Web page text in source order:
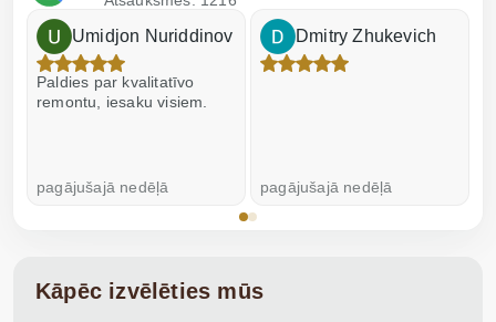
Umidjon Nuriddinov
Paldies par kvalitatīvo
remontu, iesaku visiem.
pagājušajā nedēļā
Dmitry Zhukevich
pagājušajā nedēļā
Kāpēc izvēlēties mūs